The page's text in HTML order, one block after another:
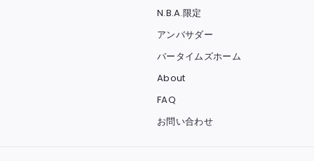
N.B.A.限定
アンバサダー
バータイムズホーム
About
FAQ
お問い合わせ